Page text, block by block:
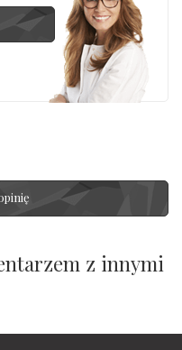
z innymi